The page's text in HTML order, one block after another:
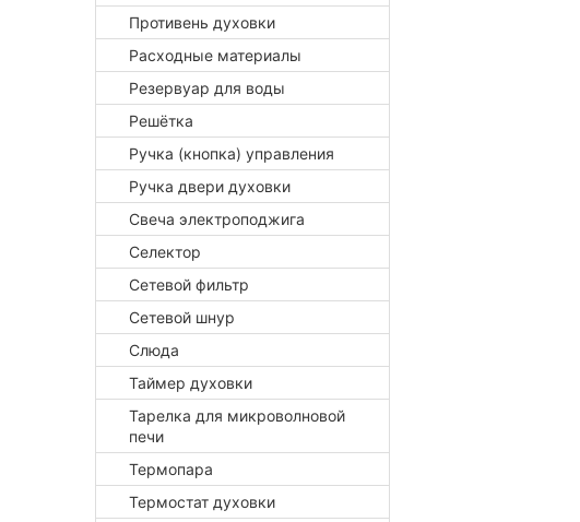
Противень духовки
Расходные материалы
Резервуар для воды
Решётка
Ручка (кнопка) управления
Ручка двери духовки
Свеча электроподжига
Селектор
Сетевой фильтр
Сетевой шнур
Слюда
Таймер духовки
Тарелка для микроволновой
печи
Термопара
Термостат духовки